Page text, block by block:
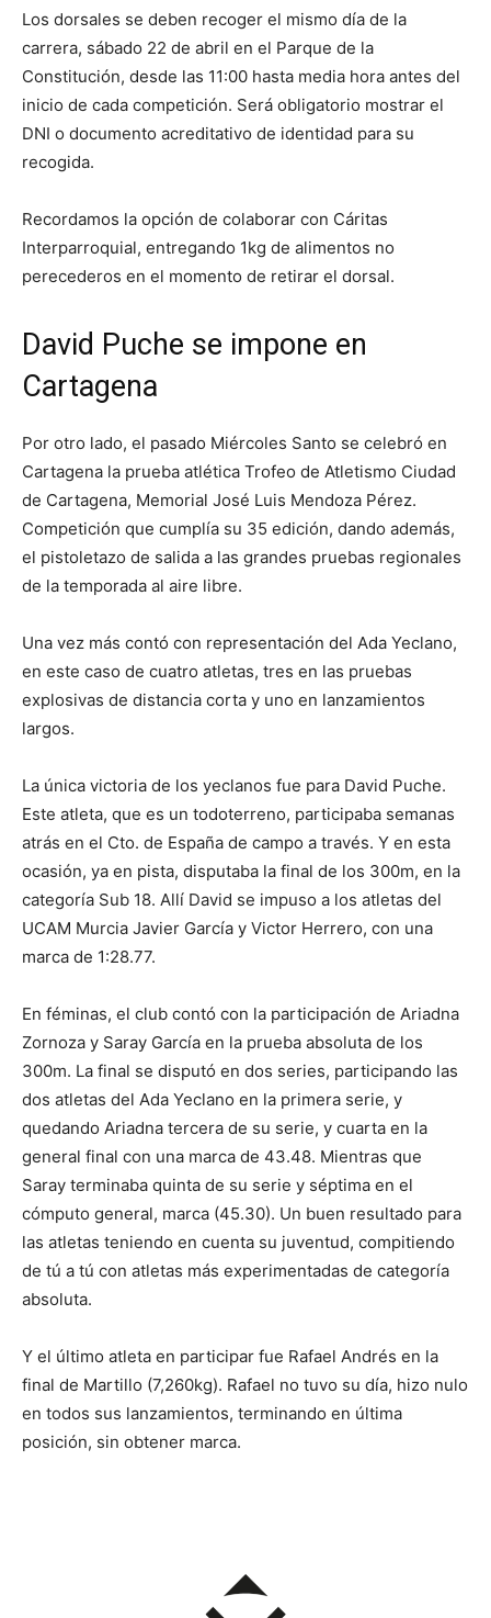
Los dorsales se deben recoger el mismo día de la
carrera, sábado 22 de abril en el Parque de la
Constitución, desde las 11:00 hasta media hora antes del
inicio de cada competición. Será obligatorio mostrar el
DNI o documento acreditativo de identidad para su
recogida.
Recordamos la opción de colaborar con Cáritas
Interparroquial, entregando 1kg de alimentos no
perecederos en el momento de retirar el dorsal.
David Puche se impone en
Cartagena
Por otro lado, el pasado Miércoles Santo se celebró en
Cartagena la prueba atlética Trofeo de Atletismo Ciudad
de Cartagena, Memorial José Luis Mendoza Pérez.
Competición que cumplía su 35 edición, dando además,
el pistoletazo de salida a las grandes pruebas regionales
de la temporada al aire libre.
Una vez más contó con representación del Ada Yeclano,
en este caso de cuatro atletas, tres en las pruebas
explosivas de distancia corta y uno en lanzamientos
largos.
La única victoria de los yeclanos fue para David Puche.
Este atleta, que es un todoterreno, participaba semanas
atrás en el Cto. de España de campo a través. Y en esta
ocasión, ya en pista, disputaba la final de los 300m, en la
categoría Sub 18. Allí David se impuso a los atletas del
UCAM Murcia Javier García y Victor Herrero, con una
marca de 1:28.77.
En féminas, el club contó con la participación de Ariadna
Zornoza y Saray García en la prueba absoluta de los
300m. La final se disputó en dos series, participando las
dos atletas del Ada Yeclano en la primera serie, y
quedando Ariadna tercera de su serie, y cuarta en la
general final con una marca de 43.48. Mientras que
Saray terminaba quinta de su serie y séptima en el
cómputo general, marca (45.30). Un buen resultado para
las atletas teniendo en cuenta su juventud, compitiendo
de tú a tú con atletas más experimentadas de categoría
absoluta.
Y el último atleta en participar fue Rafael Andrés en la
final de Martillo (7,260kg). Rafael no tuvo su día, hizo nulo
en todos sus lanzamientos, terminando en última
posición, sin obtener marca.